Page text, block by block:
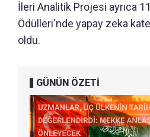
İleri Analitik Projesi ayrıca
Ödülleri'nde yapay zeka
oldu.
GÜNÜN ÖZETİ